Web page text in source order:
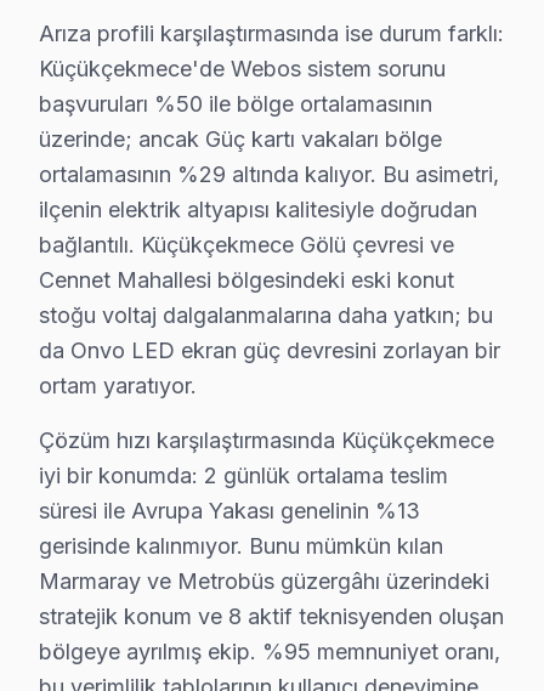
Çözüm hızı karşılaştırmasında Küçükçekmece iyi
Küçükçekmece'deki Onvo müşteri yolculuğunu dört
İkinci temas — İlk iletişim: Telefon veya mesaj yoluyla
Üçüncü temas — Saha müdahalesi: Küçükçekmece
Dördüncü temas — Teslim sonrası: Garanti belgesi
Küçükçekmece'de Onvo Servis: Bölge Bilgisi
Küçükçekmece, yaklaşık 780.000+ nüfusu
Onvo TV'lerde Sık Görülen Arızalar
Onvo LED TV ve VA Panel modellerde en yaygın
Panel arızası da Onvo kullanıcılarının sıkça
Güç kartı: Onvo'ın LED televizyon ünitesi mimarisi,
Son olarak Wi-Fi: Küçükçekmece bölgesinde buna
» Küçükçekmece'de Onvo VA Panel ve IPS panel'ler
Onvo TV Teknik Rehberi: Panel, Teşhis ve
Arıza profili karşılaştırmasında ise durum farklı:
Küçükçekmece'de Webos sistem sorunu
başvuruları %50 ile bölge ortalamasının
üzerinde; ancak Güç kartı vakaları bölge
ortalamasının %29 altında kalıyor. Bu asimetri,
ilçenin elektrik altyapısı kalitesiyle doğrudan
bağlantılı. Küçükçekmece Gölü çevresi ve
Cennet Mahallesi bölgesindeki eski konut
stoğu voltaj dalgalanmalarına daha yatkın; bu
da Onvo LED ekran güç devresini zorlayan bir
ortam yaratıyor.
Çözüm hızı karşılaştırmasında Küçükçekmece
iyi bir konumda: 2 günlük ortalama teslim
süresi ile Avrupa Yakası genelinin %13
gerisinde kalınmıyor. Bunu mümkün kılan
Marmaray ve Metrobüs güzergâhı üzerindeki
stratejik konum ve 8 aktif teknisyenden oluşan
bölgeye ayrılmış ekip. %95 memnuniyet oranı,